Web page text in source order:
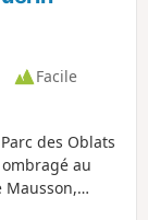
Facile
des Oblats
au
Mausson,